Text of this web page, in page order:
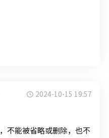
2024-10-15 19:57
，不能被省略或删除，也不